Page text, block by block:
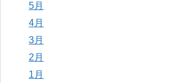
5月
4月
3月
2月
1月